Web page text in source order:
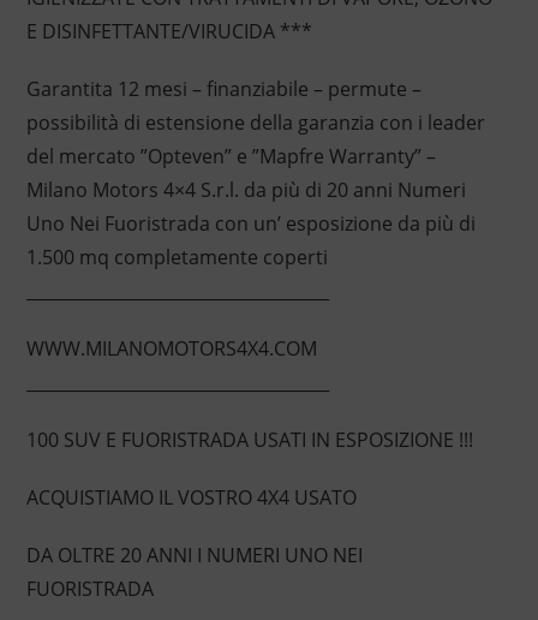
E DISINFETTANTE/VIRUCIDA ***
Garantita 12 mesi – finanziabile – permute –
possibilità di estensione della garanzia con i leader
del mercato ”Opteven” e ”Mapfre Warranty” –
Milano Motors 4×4 S.r.l. da più di 20 anni Numeri
Uno Nei Fuoristrada con un’ esposizione da più di
1.500 mq completamente coperti
WWW.MILANOMOTORS4X4.COM
100 SUV E FUORISTRADA USATI IN ESPOSIZIONE !!!
ACQUISTIAMO IL VOSTRO 4X4 USATO
DA OLTRE 20 ANNI I NUMERI UNO NEI
FUORISTRADA